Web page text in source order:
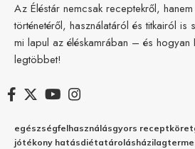
Az Éléstár nemcsak receptekről,
történetéről, használatáról és titkairól is
mi lapul az éléskamrában – és
legtöbbet!
egészségfelhasználásgyors receptköret
jótékony hatásdiétatárolásházilag